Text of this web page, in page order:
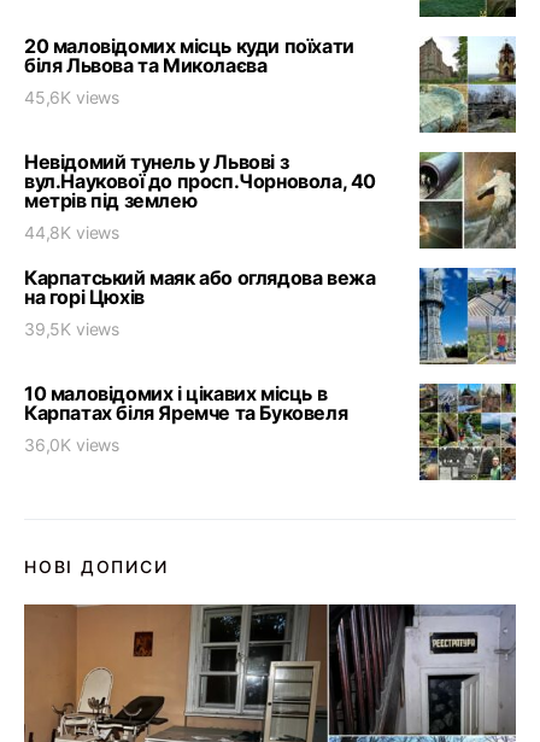
20 маловідомих місць куди поїхати
біля Львова та Миколаєва
45,6K views
Невідомий тунель у Львові з
вул.Наукової до просп.Чорновола, 40
метрів під землею
44,8K views
Карпатський маяк або оглядова вежа
на горі Цюхів
39,5K views
10 маловідомих і цікавих місць в
Карпатах біля Яремче та Буковеля
36,0K views
НОВІ ДОПИСИ